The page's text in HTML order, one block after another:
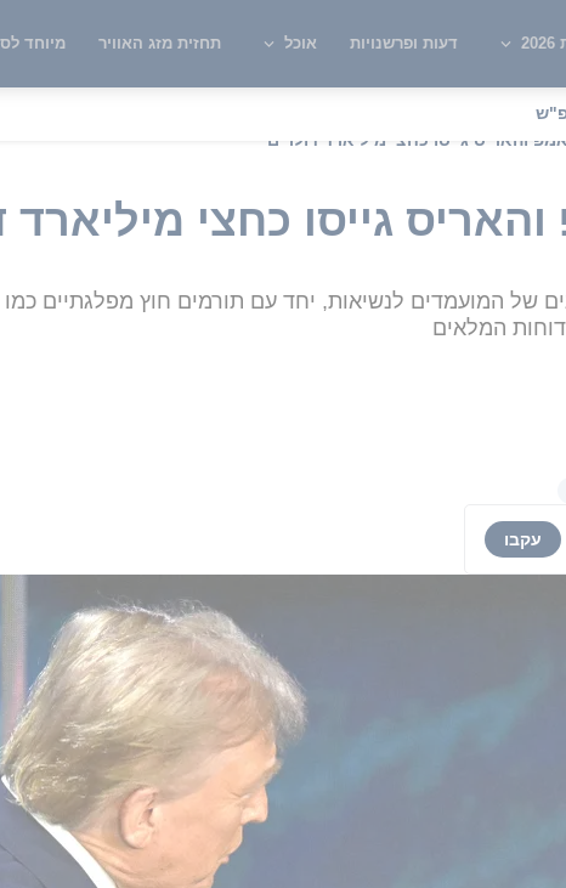
דעות ופרשנויות אוכל תחזית מזג האוויר מיוחד
והאריס גייסו כחצי מיליארד דולרים
גייסו כחצי מיליארד
של המועמדים לנשיאות, יחד עם תורמים חוץ מפלגתיים כמו
המלאים
עקבו